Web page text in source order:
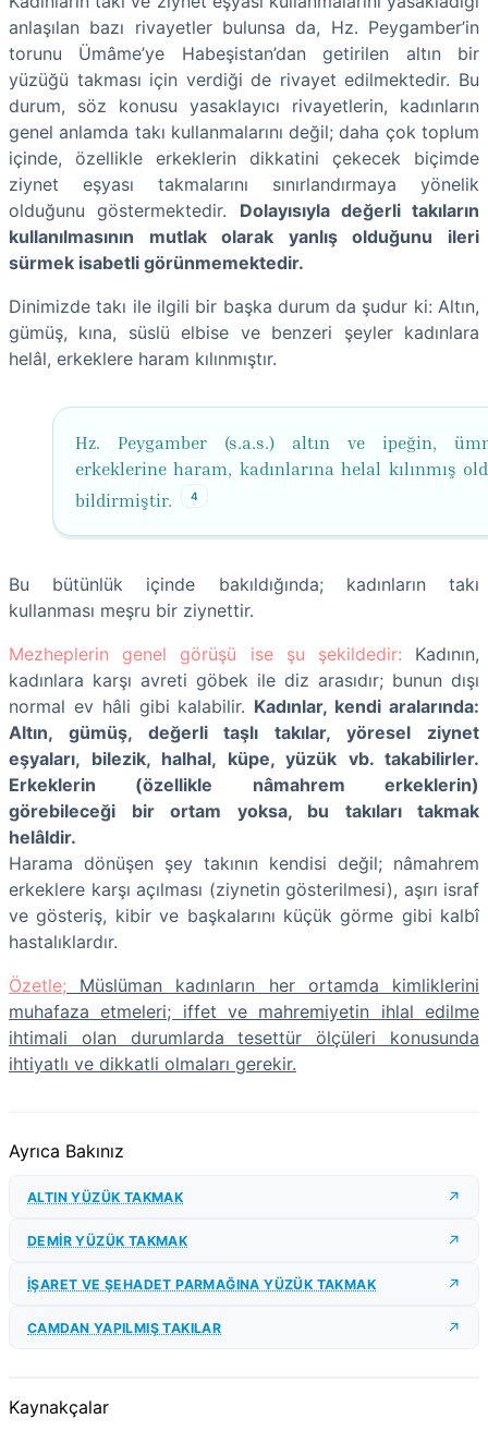
anlaşılan bazı rivayetler bulunsa da, Hz. Peygamber’in
torunu Ümâme’ye Habeşistan’dan getirilen altın bir
yüzüğü takması için verdiği de rivayet edilmektedir. Bu
durum, söz konusu yasaklayıcı rivayetlerin, kadınların
genel anlamda takı kullanmalarını değil; daha çok toplum
içinde, özellikle erkeklerin dikkatini çekecek biçimde
ziynet eşyası takmalarını sınırlandırmaya yönelik
olduğunu göstermektedir. Dolayısıyla değerli takıların
kullanılmasının mutlak olarak yanlış olduğunu ileri
sürmek isabetli görünmemektedir.
Dinimizde takı ile ilgili bir başka durum da şudur ki: Altın,
gümüş, kına, süslü elbise ve benzeri şeyler kadınlara
helâl, erkeklere haram kılınmıştır.
Hz. Peygamber (s.a.s.) altın ve ipeğin,
erkeklerine haram, kadınlarına helal kılınmış
bildirmiştir.
4
Bu bütünlük içinde bakıldığında; kadınların takı
kullanması meşru bir ziynettir.
Mezheplerin genel görüşü ise şu şekildedir: Kadının,
kadınlara karşı avreti göbek ile diz arasıdır; bunun dışı
normal ev hâli gibi kalabilir. Kadınlar, kendi aralarında:
Altın, gümüş, değerli taşlı takılar, yöresel ziynet
eşyaları, bilezik, halhal, küpe, yüzük vb. takabilirler.
Erkeklerin (özellikle nâmahrem erkeklerin)
görebileceği bir ortam yoksa, bu takıları takmak
helâldir.
Harama dönüşen şey takının kendisi değil; nâmahrem
erkeklere karşı açılması (ziynetin gösterilmesi), aşırı israf
ve gösteriş, kibir ve başkalarını küçük görme gibi kalbî
hastalıklardır.
Özetle; Müslüman kadınların her ortamda kimliklerini
muhafaza etmeleri; iffet ve mahremiyetin ihlal edilme
ihtimali olan durumlarda tesettür ölçüleri konusunda
ihtiyatlı ve dikkatli olmaları gerekir.
Ayrıca Bakınız
ALTIN YÜZÜK TAKMAK
DEMİR YÜZÜK TAKMAK
İŞARET VE ŞEHADET PARMAĞINA YÜZÜK TAKMAK
CAMDAN YAPILMIŞ TAKILAR
Kaynakçalar